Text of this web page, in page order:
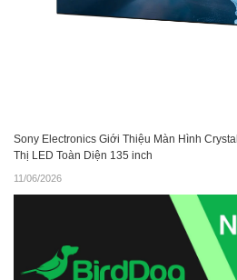
Sony Electronics Giới Thiệu Màn Hình
Thị LED Toàn Diện 135 inch
11/06/2026